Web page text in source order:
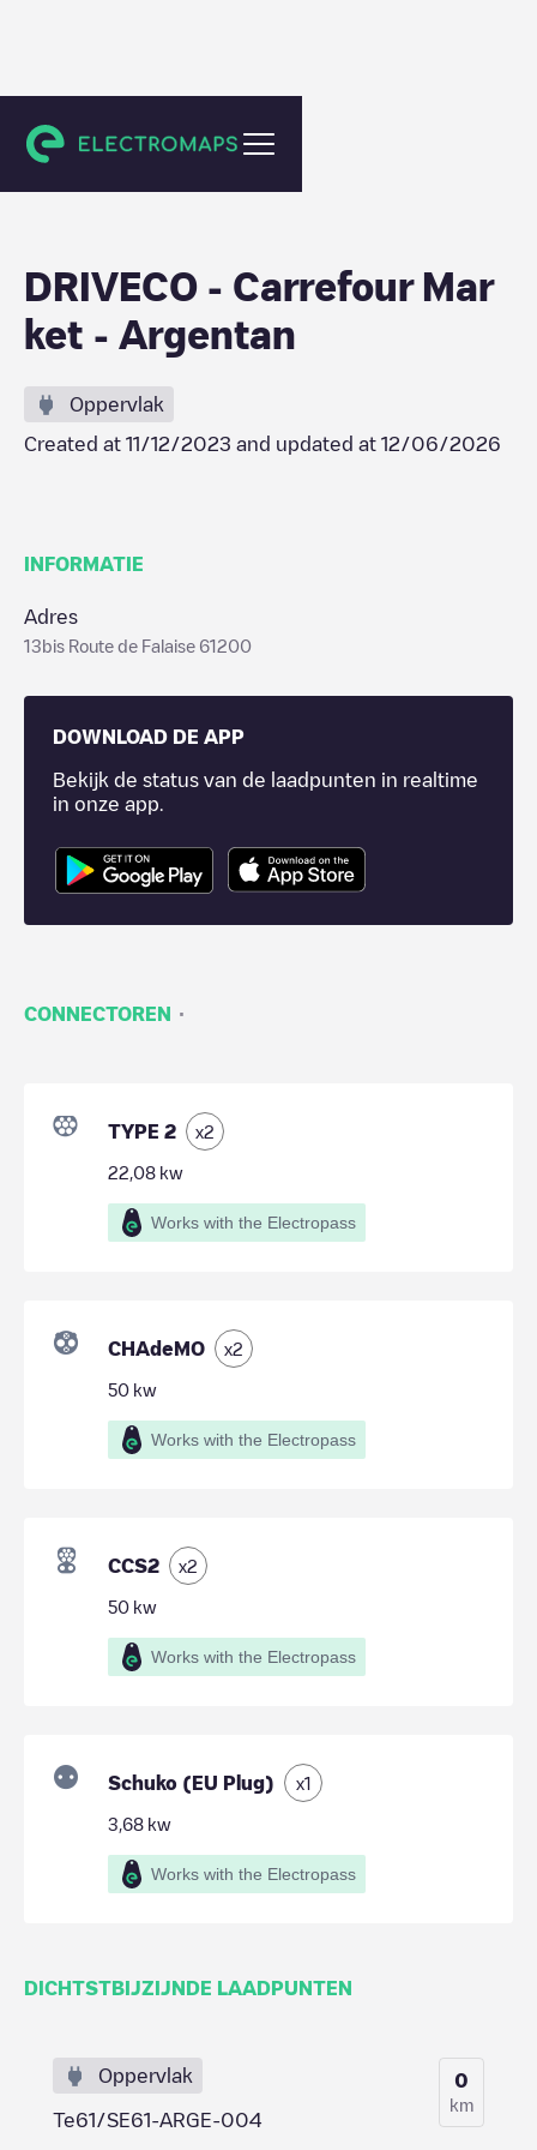
Argentan
DRIVECO - Carrefour Mar
ket - Argentan
Oppervlak
Created at 11/12/2023 and updated at 12/06/2026
INFORMATIE
Adres
13bis Route de Falaise 61200
DOWNLOAD DE APP
Bekijk de status van de laadpunten in realtime
in onze app.
CONNECTOREN ·
TYPE 2 x2
22,08 kw
Works with the Electropass
CHAdeMO x2
50 kw
Works with the Electropass
CCS2 x2
50 kw
Works with the Electropass
Schuko (EU Plug) x1
3,68 kw
Works with the Electropass
DICHTSTBIJZIJNDE LAADPUNTEN
Oppervlak
Te61/SE61-ARGE-004
0
km